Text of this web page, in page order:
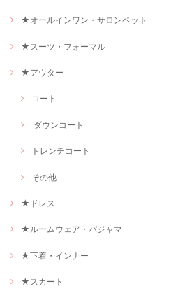
★オールインワン・サロンペット
★スーツ・フォーマル
★アウター
コート
ダウンコート
トレンチコート
その他
★ドレス
★ルームウェア・パジャマ
★下着・インナー
★スカート